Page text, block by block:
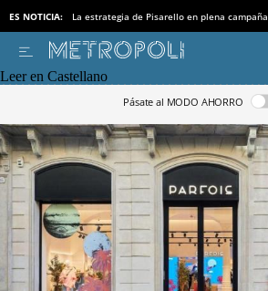
ES NOTICIA: La estrategia de Pisarello en plena campaña
Leer en Castellano
Pásate al MODO AHORRO